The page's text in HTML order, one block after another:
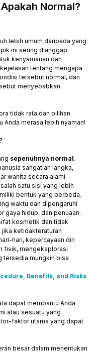
Normal?
lebih umum daripada yang
ini sering dianggap
kenyamanan dan
tentang mengapa
tersebut normal, dan
menyebabkan
tidak rata dan pilihan
Anda merasa lebih nyaman!
sepenuhnya normal.
sangatlah langka,
wanita secara alami
satu sisi yang lebih
bentuk yang berbeda.
waktu dan dipengaruhi
gaya hidup, dan penuaan.
kosmetik dan tidak
ketidakteraturan
hari, kepercayaan diri
fisik, mengeksplorasi
tersedia mungkin bisa
Benefits, and Risks
dapat membantu Anda
atau sesuatu yang
faktor utama yang dapat
besar dalam menentukan